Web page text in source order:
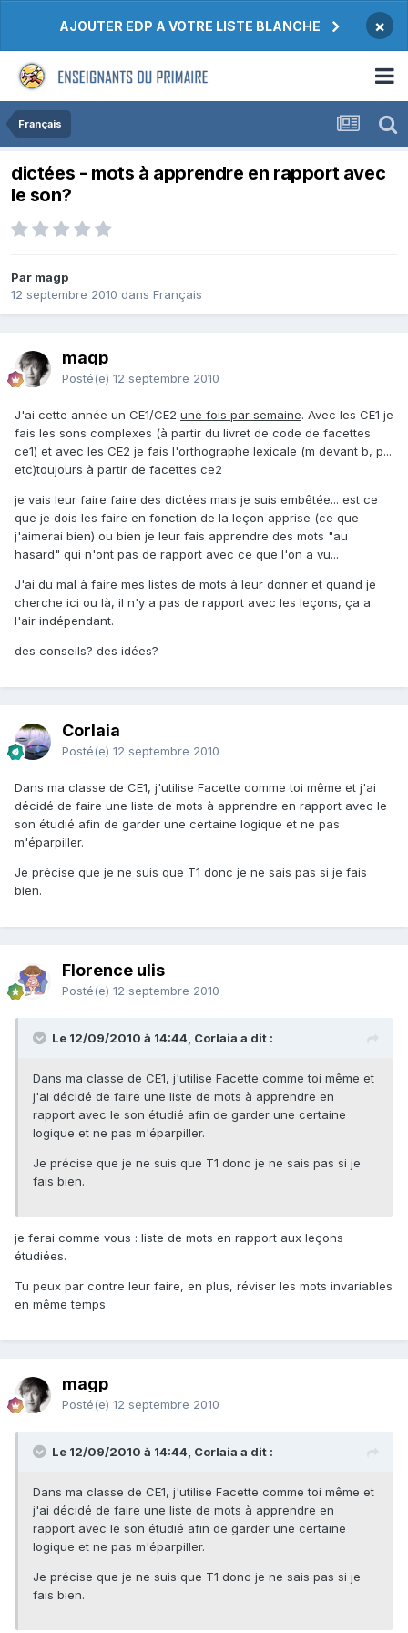
AJOUTER EDP A VOTRE LISTE BLANCHE ×
Français
dictées - mots à apprendre en rapport avec
le son?
Par magp
12 septembre 2010 dans Français
magp
Posté(e) 12 septembre 2010
J'ai cette année un CE1/CE2 une fois par semaine. Avec les CE1 je
fais les sons complexes (à partir du livret de code de facettes
ce1) et avec les CE2 je fais l'orthographe lexicale (m devant b, p...
etc)toujours à partir de facettes ce2
je vais leur faire faire des dictées mais je suis embêtée... est ce
que je dois les faire en fonction de la leçon apprise (ce que
j'aimerai bien) ou bien je leur fais apprendre des mots "au
hasard" qui n'ont pas de rapport avec ce que l'on a vu...
J'ai du mal à faire mes listes de mots à leur donner et quand je
cherche ici ou là, il n'y a pas de rapport avec les leçons, ça a
l'air indépendant.
des conseils? des idées?
Corlaia
Posté(e) 12 septembre 2010
Dans ma classe de CE1, j'utilise Facette comme toi même et j'ai
décidé de faire une liste de mots à apprendre en rapport avec le
son étudié afin de garder une certaine logique et ne pas
m'éparpiller.
Je précise que je ne suis que T1 donc je ne sais pas si je fais
bien.
Florence ulis
Posté(e) 12 septembre 2010
Le 12/09/2010 à 14:44, Corlaia a dit :
Dans ma classe de CE1, j'utilise Facette comme toi même et
j'ai décidé de faire une liste de mots à apprendre en
rapport avec le son étudié afin de garder une certaine
logique et ne pas m'éparpiller.
Je précise que je ne suis que T1 donc je ne sais pas si je
fais bien.
je ferai comme vous : liste de mots en rapport aux leçons
étudiées.
Tu peux par contre leur faire, en plus, réviser les mots invariables
en même temps
magp
Posté(e) 12 septembre 2010
Le 12/09/2010 à 14:44, Corlaia a dit :
Dans ma classe de CE1, j'utilise Facette comme toi même et
j'ai décidé de faire une liste de mots à apprendre en
rapport avec le son étudié afin de garder une certaine
logique et ne pas m'éparpiller.
Je précise que je ne suis que T1 donc je ne sais pas si je
fais bien.